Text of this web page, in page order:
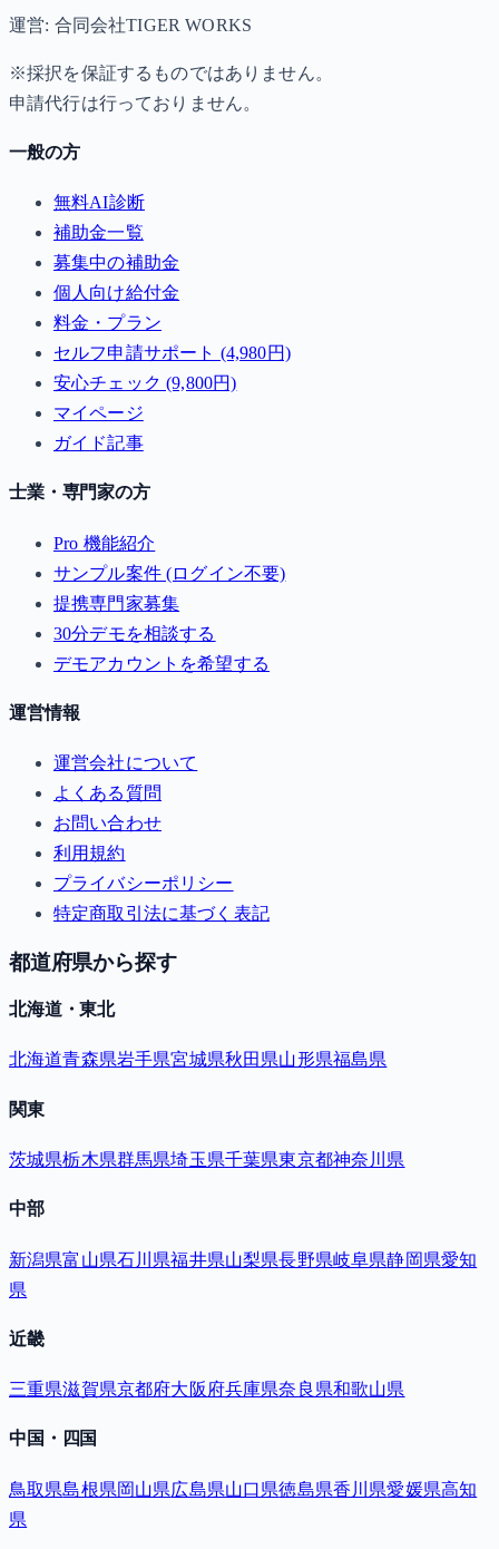
運営: 合同会社TIGER WORKS
※採択を保証するものではありません。
申請代行は行っておりません。
一般の方
無料AI診断
補助金一覧
募集中の補助金
個人向け給付金
料金・プラン
セルフ申請サポート (4,980円)
安心チェック (9,800円)
マイページ
ガイド記事
士業・専門家の方
Pro 機能紹介
サンプル案件 (ログイン不要)
提携専門家募集
30分デモを相談する
デモアカウントを希望する
運営情報
運営会社について
よくある質問
お問い合わせ
利用規約
プライバシーポリシー
特定商取引法に基づく表記
都道府県から探す
北海道・東北
北海道青森県岩手県宮城県秋田県山形県福島県
関東
茨城県栃木県群馬県埼玉県千葉県東京都神奈川県
中部
新潟県富山県石川県福井県山梨県長野県岐阜県静岡県愛知
県
近畿
三重県滋賀県京都府大阪府兵庫県奈良県和歌山県
中国・四国
鳥取県島根県岡山県広島県山口県徳島県香川県愛媛県高知
県